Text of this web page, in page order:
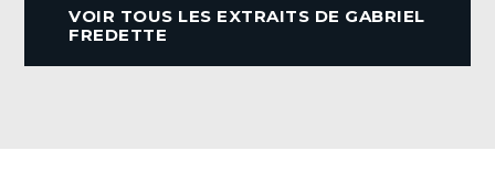
o
VOIR TOUS LES EXTRAITS DE GABRIEL
FREDETTE